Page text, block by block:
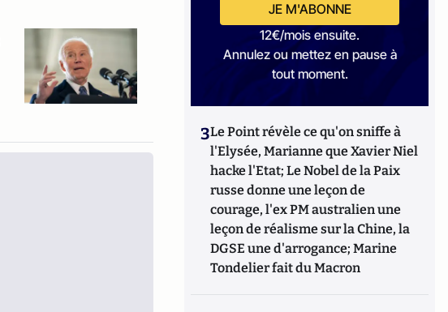
JE M'ABONNE
12€/mois ensuite.
Annulez ou mettez en pause à
tout moment.
3Le Point révèle ce qu'on sniffe à
l'Elysée, Marianne que Xavier Niel
hacke l'Etat; Le Nobel de la Paix
russe donne une leçon de
courage, l'ex PM australien une
leçon de réalisme sur la Chine, la
DGSE une d'arrogance; Marine
Tondelier fait du Macron